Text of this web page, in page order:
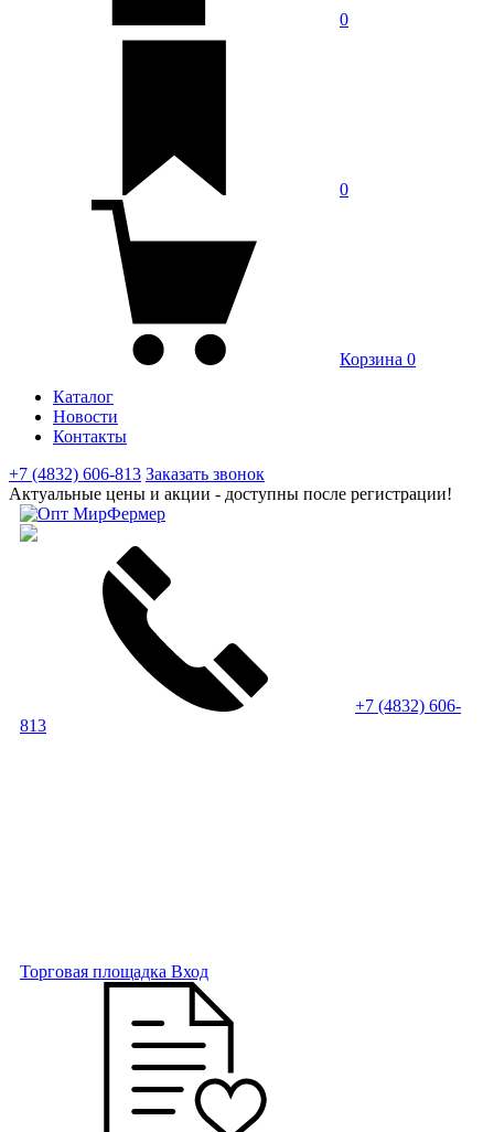
0
0
Корзина 0
Каталог
Новости
Контакты
+7 (4832) 606-813 Заказать звонок
Актуальные цены и акции - доступны после регистрации!
+7 (4832) 606-
813
Торговая площадка Вход